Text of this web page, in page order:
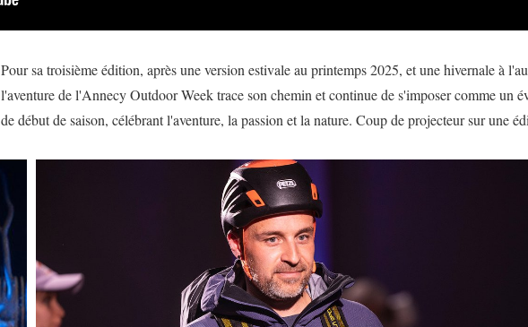
Pour sa troisième édition, après une version estivale au printemps 2025, et une hivernale à
l'aventure de l'Annecy Outdoor Week trace son chemin et continue de s'imposer comme un
de début de saison, célébrant l'aventure, la passion et la nature. Coup de projecteur sur une